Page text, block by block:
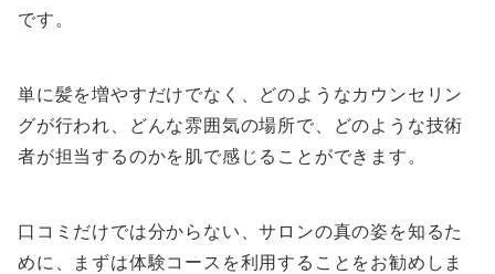
です。
単に髪を増やすだけでなく、どのようなカウンセリン
グが行われ、どんな雰囲気の場所で、どのような技術
者が担当するのかを肌で感じることができます。
口コミだけでは分からない、サロンの真の姿を知るた
めに、まずは体験コースを利用することをお勧めしま